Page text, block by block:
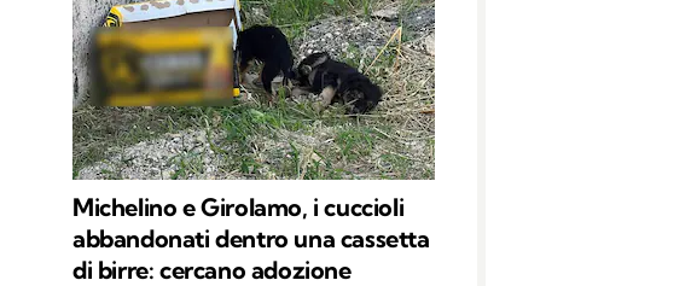
Michelino e Girolamo, i cuccioli
abbandonati dentro una cassetta
di birre: cercano adozione